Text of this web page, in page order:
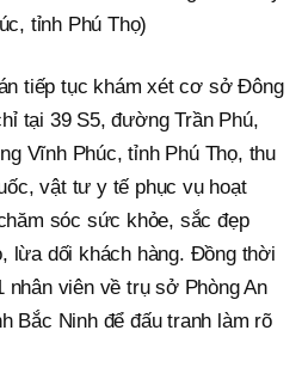
tỉnh Phú Thọ)
tiếp tục khám xét cơ sở Đông
tại 39 S5, đường Trần Phú,
Vĩnh Phúc, tỉnh Phú Thọ, thu
vật tư y tế phục vụ hoạt
sóc sức khỏe, sắc đẹp
lừa dối khách hàng. Đồng thời
nhân viên về trụ sở Phòng An
Bắc Ninh để đấu tranh làm rõ